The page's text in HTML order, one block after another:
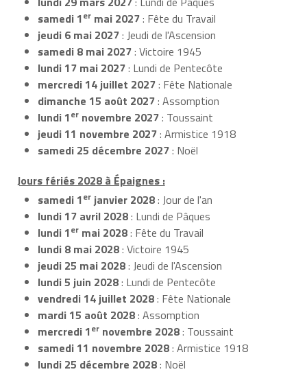
samedi 1er mai 2027: Fête du Travail
jeudi 6 mai 2027: Jeudi de l'Ascension
samedi 8 mai 2027: Victoire 1945
lundi 17 mai 2027: Lundi de Pentecôte
mercredi 14 juillet 2027: Fête Nationale
dimanche 15 août 2027: Assomption
lundi 1er novembre 2027: Toussaint
jeudi 11 novembre 2027: Armistice 1918
samedi 25 décembre 2027: Noël
Jours fériés 2028 à Épaignes :
samedi 1er janvier 2028: Jour de l'an
lundi 17 avril 2028: Lundi de Pâques
lundi 1er mai 2028: Fête du Travail
lundi 8 mai 2028: Victoire 1945
jeudi 25 mai 2028: Jeudi de l'Ascension
lundi 5 juin 2028: Lundi de Pentecôte
vendredi 14 juillet 2028: Fête Nationale
mardi 15 août 2028: Assomption
mercredi 1er novembre 2028: Toussaint
samedi 11 novembre 2028: Armistice 1918
lundi 25 décembre 2028: Noël